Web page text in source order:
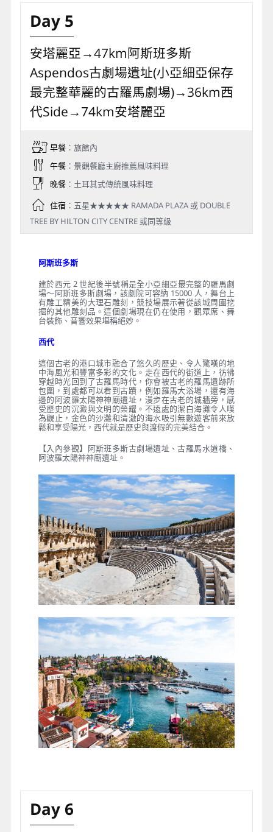
Day 5
安塔麗亞→47km阿斯班多斯
Aspendos古劇場遺址(小亞細亞保存
最完整華麗的古羅馬劇場)→36km西
代Side→74km安塔麗亞
早餐：旅館內
午餐：景觀餐廳主廚推薦風味料理
晚餐：土耳其式傳統風味料理
住宿：五星★★★★★ RAMADA PLAZA 或 DOUBLE
TREE BY HILTON CITY CENTRE 或同等級
阿斯班多斯
建於西元 2 世紀後半號稱是全小亞細亞最完整的羅馬劇
場～阿斯班多斯劇場，該劇院可容納 15000 人，舞台上
有雕工精美的大理石雕刻，競技場展示著從該城周圍挖
掘的其他雕刻品。這個劇場現在仍在使用，觀眾席、舞
台裝飾、音響效果堪稱絕妙。
西代
這個古老的港口城市融合了悠久的歷史、令人驚嘆的地
中海風光和豐富多彩的文化。走在西代的街道上，彷彿
穿越時光回到了古羅馬時代，你會被古老的羅馬遺跡所
包圍，到處都可以看到古蹟，例如羅馬大浴場，還有海
邊的阿波羅太陽神神廟遺址，漫步在古老的城牆旁，感
受歷史的沉澱與文明的榮耀。不遠處的潔白海灘令人嘆
為觀止，金色的沙灘和清澈的海水吸引無數遊客前來放
鬆和享受陽光，西代就是歷史與渡假的完美結合。
【入內參觀】阿斯班多斯古劇場遺址、古羅馬水道橋、
阿波羅太陽神神廟遺址。
Day 6